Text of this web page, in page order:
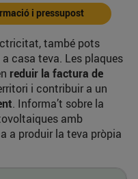
i pressupost
també pots
a casa teva. Les plaques
reduir la factura de
i contribuir a un
. Informa’t sobre la
amb
a produir la teva pròpia